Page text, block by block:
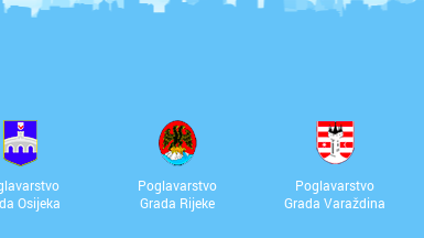
Osijeka
Poglavarstvo
Grada Rijeke
Poglavarstvo
Grada Varaždina